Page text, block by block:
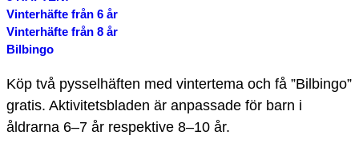
Vinterhäfte från 6 år
Vinterhäfte från 8 år
Bilbingo
Köp två pysselhäften med vintertema och få ”Bilbingo”
gratis. Aktivitetsbladen är anpassade för barn i
åldrarna 6–7 år respektive 8–10 år.